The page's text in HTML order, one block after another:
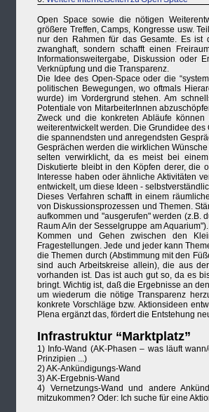
Open Space sowie die nötigen
größere Treffen, Camps, Kongresse usw.
nur den Rahmen für das Gesamte. Es ist
zwanghaft, sondern schafft einen
Informationsweitergabe, Diskussion oder
Verknüpfung und die Transparenz.
Die Idee des Open-Space oder die
politischen Bewegungen, wo oftmals
wurde) im Vordergrund stehen. Am
Potentiale von MitarbeiterInnen
Zweck und die konkreten Abläufe
weiterentwickelt werden. Die Grundidee
die spannendsten und anregendsten
Gesprächen werden die wirklichen
selten verwirklicht, da es meist bei
Diskutierte bleibt in den Köpfen derer, die
Interesse haben oder ähnliche Aktivitäten
entwickelt, um diese Ideen -
Dieses Verfahren schafft in einem
von Diskussionsprozessen und Themen.
aufkommen und "ausgerufen" werden (z.B.
Raum A/in der Sesselgruppe am
Kommen und Gehen zwischen den
Fragestellungen. Jede und jeder kann
die Themen durch (Abstimmung mit den
sind auch Arbeitskreise allein), die aus
vorhanden ist. Das ist auch gut so, da es
bringt. Wichtig ist, daß die Ergebnisse an
um wiederum die nötige Transparenz
konkrete Vorschläge bzw. Aktionsideen
Plena ergänzt das, fördert die Entstehung
Infrastruktur “Marktplatz”
1) Info-Wand (AK-Phasen – was läuft
Prinzipien ...)
2) AK-Ankündigungs-Wand
3) AK-Ergebnis-Wand
4) Vernetzungs-Wand und andere
mitzukommen? Oder: Ich suche für eine